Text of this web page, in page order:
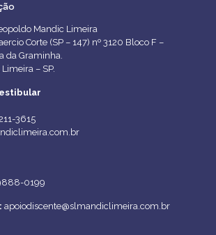
Mandic Limeira
Corte (SP – 147) nº 3120 Bloco F –
da Graminha.
– SP.
3615
0199
apoiodiscente@slmandiclimeira.com.br